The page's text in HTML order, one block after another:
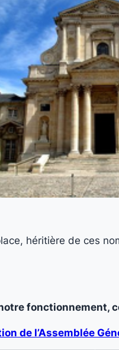
héritière de ces
de l’Assemblée